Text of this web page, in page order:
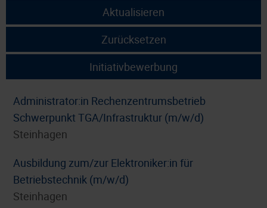
Aktualisieren
Zurücksetzen
Initiativbewerbung
Administrator:in Rechenzentrumsbetrieb
Schwerpunkt TGA/Infrastruktur (m/w/d)
Steinhagen
Ausbildung zum/zur Elektroniker:in für
Betriebstechnik (m/w/d)
Steinhagen